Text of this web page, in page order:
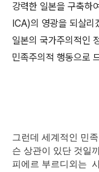
강력한 일본을 구축
ICA)의 영광을 되살리
일본의 국가주의적인
민족주의적 행동으로
그런데 세계적인 민
슨 상관이 있단 것일
피에르 부르디외는